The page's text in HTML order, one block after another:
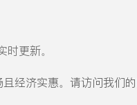
更新。
经济实惠。请访问我们的